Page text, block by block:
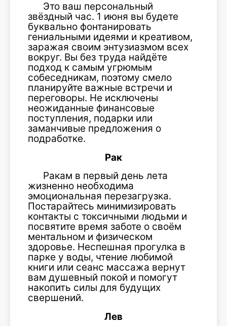
Это ваш персональный
звёздный час. 1 июня вы будете
буквально фонтанировать
гениальными идеями и креативом,
заражая своим энтузиазмом всех
вокруг. Вы без труда найдёте
подход к самым угрюмым
собеседникам, поэтому смело
планируйте важные встречи и
переговоры. Не исключены
неожиданные финансовые
поступления, подарки или
заманчивые предложения о
подработке.
Рак
Ракам в первый день лета
жизненно необходима
эмоциональная перезагрузка.
Постарайтесь минимизировать
контакты с токсичными людьми и
посвятите время заботе о своём
ментальном и физическом
здоровье. Неспешная прогулка в
парке у воды, чтение любимой
книги или сеанс массажа вернут
вам душевный покой и помогут
накопить силы для будущих
свершений.
Лев